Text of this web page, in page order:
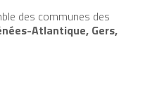
des communes des
Atlantique, Gers,